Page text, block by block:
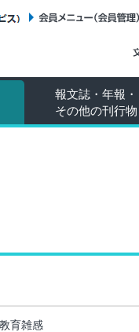
報文誌・年報・
その他の刊行物
育雑感